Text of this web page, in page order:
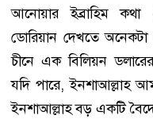
আনোয়ার ইব্রাহিম কথা
ডোরিয়ান দেখতে অনেকটা
চীনে এক বিলিয়ন ডলারের
যদি পারে, ইনশাআল্লাহ
ইনশাআল্লাহ বড় একটি